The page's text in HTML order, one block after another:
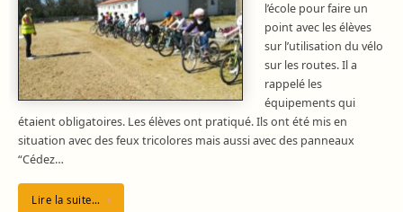
l’école pour faire un
point avec les élèves
sur l’utilisation du vélo
sur les routes. Il a
rappelé les
équipements qui
étaient obligatoires. Les élèves ont pratiqué. Ils ont été mis en
situation avec des feux tricolores mais aussi avec des panneaux
“Cédez…
Lire la suite…